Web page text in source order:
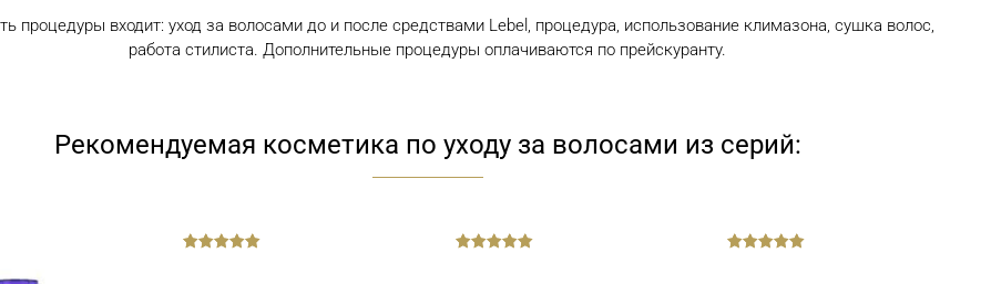
процедуры входит: уход за волосами до и после средствами Lebel, процедура, использование климазона, сушка волос,
работа стилиста. Дополнительные процедуры оплачиваются по прейскуранту.
Рекомендуемая косметика по уходу за волосами из серий: